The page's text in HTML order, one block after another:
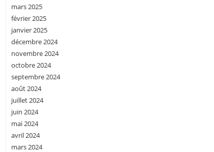
mars 2025
février 2025
janvier 2025
décembre 2024
novembre 2024
octobre 2024
septembre 2024
août 2024
juillet 2024
juin 2024
mai 2024
avril 2024
mars 2024